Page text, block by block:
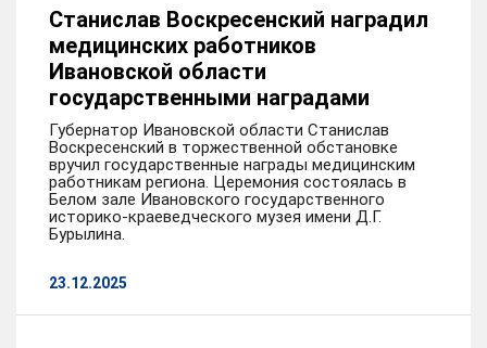
Станислав Воскресенский наградил
медицинских работников
Ивановской области
государственными наградами
Губернатор Ивановской области Станислав
Воскресенский в торжественной обстановке
вручил государственные награды медицинским
работникам региона. Церемония состоялась в
Белом зале Ивановского государственного
историко-краеведческого музея имени Д.Г.
Бурылина.
23.12.2025